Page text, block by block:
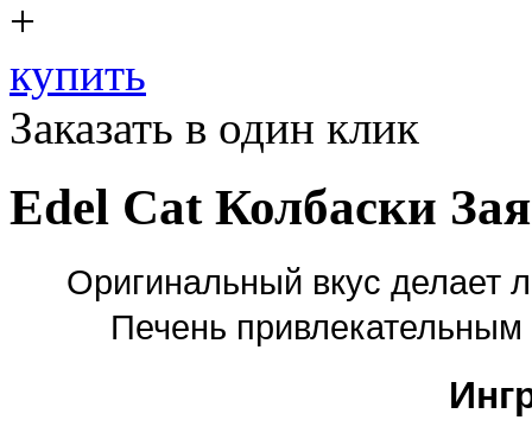
+
купить
Заказать в один клик
Edel Cat Колбаски
Оригинальный вкус делает
Печень